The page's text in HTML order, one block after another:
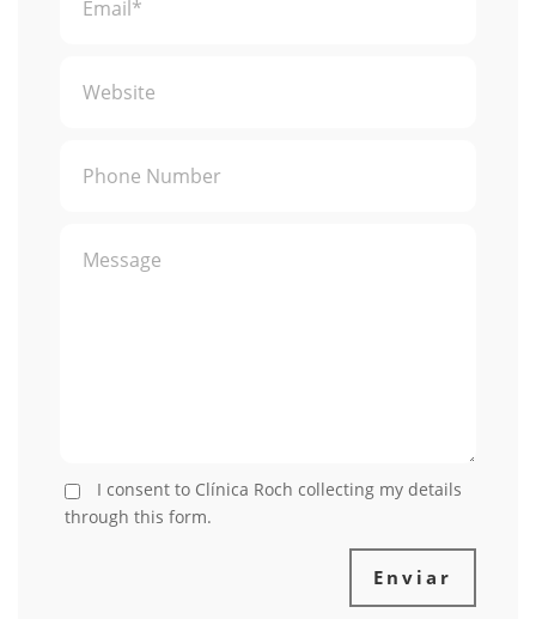
I consent to Clínica Roch collecting my details
through this form.
Enviar